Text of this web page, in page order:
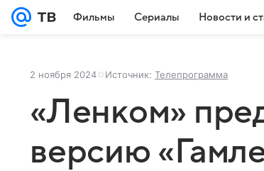
Фильмы Сериалы Новости и
2 ноября 2024 Источник: Телепрограмма
«Ленком»
версию